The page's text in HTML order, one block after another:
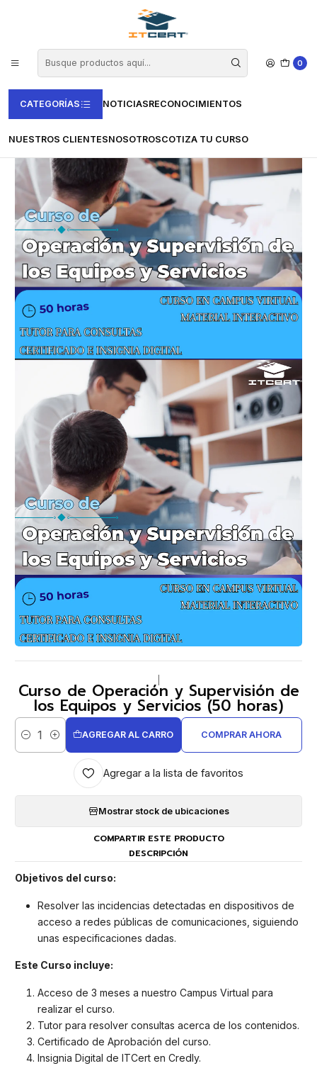
0
CATEGORÍAS NOTICIASRECONOCIMIENTOS
NUESTROS CLIENTESNOSOTROSCOTIZA TU CURSO
Vertice Informática y Comunicaciones
Curso de Operación y Supervisión de los Equipos y Servicios (50
Curso de Operación y Supervisión de
los Equipos y Servicios (50 horas)
Cantidad
AGREGAR AL CARRO COMPRAR AHORA
Agregar a la lista de favoritos
Mostrar stock de ubicaciones
COMPARTIR ESTE PRODUCTO
DESCRIPCIÓN
Objetivos del curso:
Resolver las incidencias detectadas en dispositivos de
acceso a redes públicas de comunicaciones, siguiendo
unas especificaciones dadas.
Este Curso incluye:
Acceso de 3 meses a nuestro Campus Virtual para
realizar el curso.
Tutor para resolver consultas acerca de los contenidos.
Certificado de Aprobación del curso.
Insignia Digital de ITCert en Credly.